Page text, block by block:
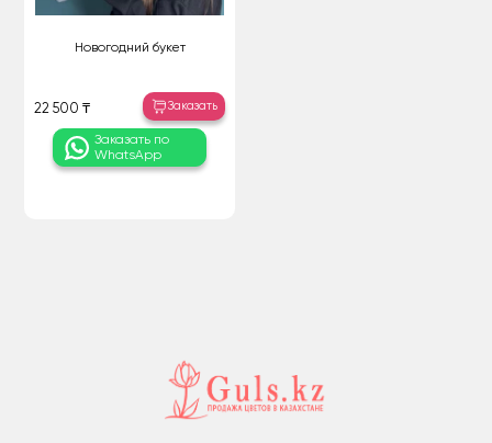
Новогодний букет
22 500 ₸ Заказать
Заказать по
WhatsApp